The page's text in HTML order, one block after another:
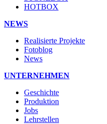
HOTBOX
NEWS
Realisierte Projekte
Fotoblog
News
UNTERNEHMEN
Geschichte
Produktion
Jobs
Lehrstellen